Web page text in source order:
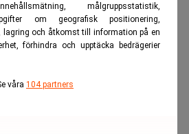
målgruppsstatistik,
om geografisk positionering,
lagring och åtkomst till information på en
förhindra och upptäcka bedrägerier
våra 104 partners